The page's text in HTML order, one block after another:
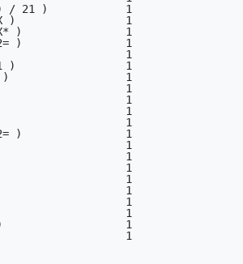
/ 21 )            1
/ 1X )                 1
/ X* )                1
/ 2= )                1
)                     1
/ 21 )                 1
)                  1
)                     1
)                     1
)                    1
)                    1
/ 2= )                1
X1 )                    1
1
)                     1
)                       1
)                     1
)                     1
)                      1
12 )                   1
1